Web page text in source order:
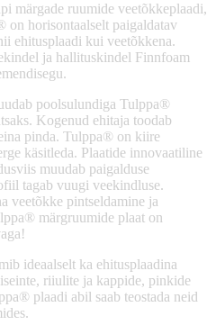
märgade ruumide veetõkkeplaadi,
horisontaalselt paigaldatav
ehitusplaadi kui veetõkkena.
ja hallituskindel Finnfoam
poolsulundiga Tulppa®
Kogenud ehitaja toodab
pinda. Tulppa® on kiire
käsitleda. Plaatide innovaatiline
muudab paigalduse
tagab vuugi veekindluse.
veetõkke pintseldamine ja
märgruumide plaat on
ideaalselt ka ehitusplaadina
riiulite ja kappide, pinkide
plaadi abil saab teostada neid